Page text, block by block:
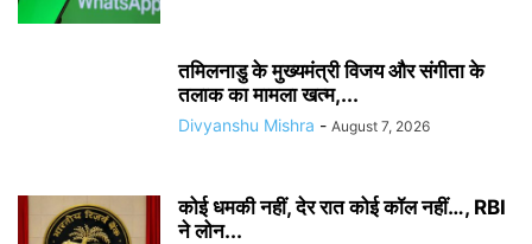
तमिलनाडु के मुख्यमंत्री विजय और संगीता के
तलाक का मामला खत्म,...
Divyanshu Mishra - August 7, 2026
कोई धमकी नहीं, देर रात कोई कॉल नहीं…, RBI
ने लोन...